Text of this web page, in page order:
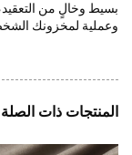
بسيط وخالٍ من
وعملية لمخزونك
المنتجات ذات الصلة